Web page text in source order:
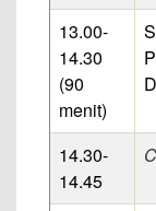
13.00-
14.30
(90
menit)
14.30-
14.45